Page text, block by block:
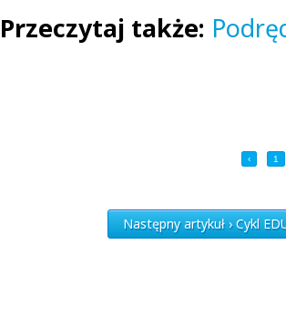
Przeczytaj także:
‹ 1
Następny artykuł › Cykl